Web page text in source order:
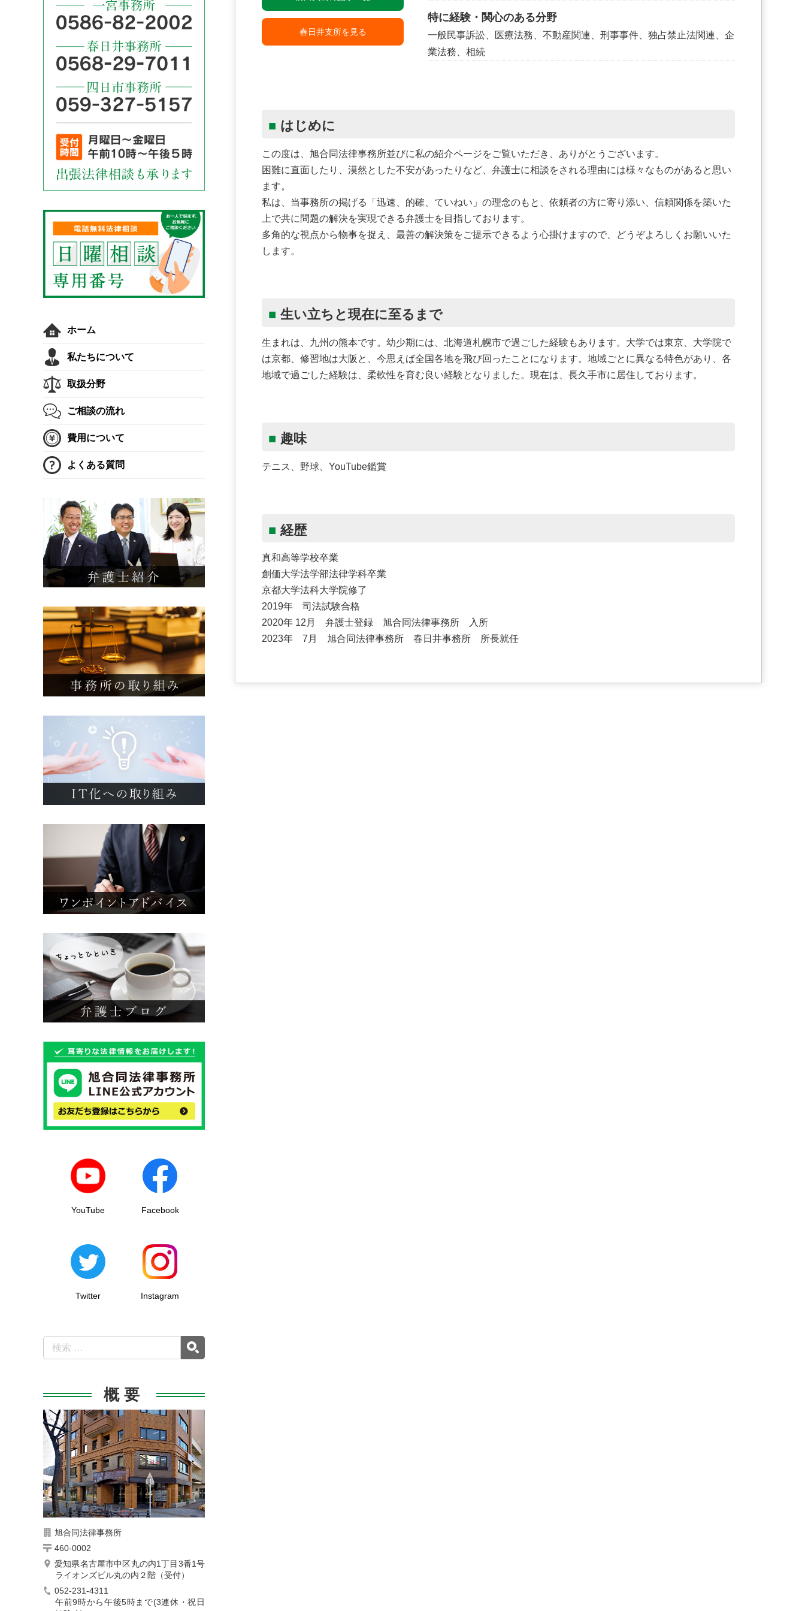
春日井支所を見る
特に経験・関心のある分野
一般民事訴訟、医療法務、不動産関連、刑事事件、独占禁止法関連、企
業法務、相続
はじめに
この度は、旭合同法律事務所並びに私の紹介ページをご覧いただき、ありがとうございます。
困難に直面したり、漠然とした不安があったりなど、弁護士に相談をされる理由には様々なものがあると思い
ます。
私は、当事務所の掲げる「迅速、的確、ていねい」の理念のもと、依頼者の方に寄り添い、信頼関係を築いた
上で共に問題の解決を実現できる弁護士を目指しております。
多角的な視点から物事を捉え、最善の解決策をご提示できるよう心掛けますので、どうぞよろしくお願いいた
します。
生い立ちと現在に至るまで
生まれは、九州の熊本です。幼少期には、北海道札幌市で過ごした経験もあります。大学では東京、大学院で
は京都、修習地は大阪と、今思えば全国各地を飛び回ったことになります。地域ごとに異なる特色があり、各
地域で過ごした経験は、柔軟性を育む良い経験となりました。現在は、長久手市に居住しております。
趣味
テニス、野球、YouTube鑑賞
経歴
真和高等学校卒業
創価大学法学部法律学科卒業
京都大学法科大学院修了
2019年 司法試験合格
2020年 12月 弁護士登録 旭合同法律事務所 入所
2023年 7月 旭合同法律事務所 春日井事務所 所長就任
ホーム
私たちについて
取扱分野
ご相談の流れ
費用について
よくある質問
YouTube Facebook
Twitter Instagram
概要
旭合同法律事務所
460-0002
愛知県名古屋市中区丸の内1丁目3番1号
ライオンズビル丸の内２階（受付）
052-231-4311
午前9時から午後5時まで(3連休・祝日